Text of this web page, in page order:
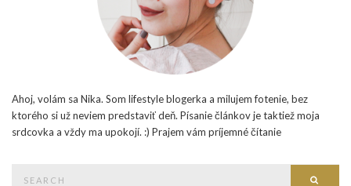
Ahoj, volám sa Nika. Som lifestyle blogerka a milujem fotenie, bez
ktorého si už neviem predstaviť deň. Písanie článkov je taktiež moja
srdcovka a vždy ma upokojí. :) Prajem vám príjemné čítanie